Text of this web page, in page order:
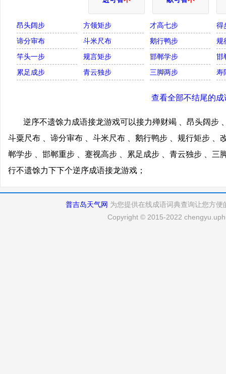
昂头阔步 方领矩步 才高七步
得
谛分审布
斗米尺布 鹅行鸭步
规
竿头一步
规言矩步 邯郸学步
邯
累足成步
青云独步 三脚两步 寿
查看全部不结尾的成
逆序不遗馀力成语接龙游戏可以接力殚财竭 、昂头阔步
斗粟尺布 、谛分审布 、斗米尺布 、鹅行鸭步 、规行矩步 、
郸学步 、邯郸重步 、蹇视高步 、累足成步 、青云独步 、三
行不遗馀力下下个逆序成语接龙游戏；
普吉岛天气网 为您提供在线成语词典查询让您方
Copyright © 2015-2022